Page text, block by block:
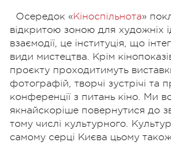
Осередок «Кіноспільнота»
відкритою зоною для художніх
взаємодії, це інституція, що
види мистецтва. Крім
проєкту проходитимуть
фотографій, творчі зустрічі та
конференції з питань кіно. Ми
якнайскоріше повернутися до
тому числі культурного.
самому серці Києва цьому